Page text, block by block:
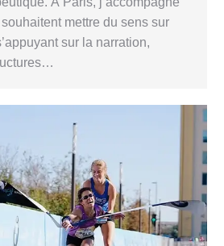
mettre du sens sur
sur la narration,